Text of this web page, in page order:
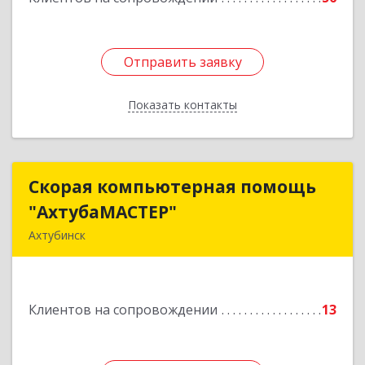
Отправить заявку
Показать контакты
Отправить заявку
Назад
Скорая компьютерная помощь
"АхтубаМАСТЕР"
Ахтубинск
Клиентов на сопровождении 13
Скорая компьютерная помощь
Подробнее